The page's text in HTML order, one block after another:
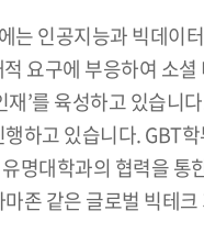
인공지능과 빅데
요구에 부응하여 소
’를 육성하고 있습
하고 있습니다. GBT
대학과의 협력을
존 같은 글로벌 빅테